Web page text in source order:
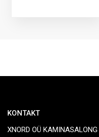
KONTAKT
XNORD OÜ KAMINASALONG